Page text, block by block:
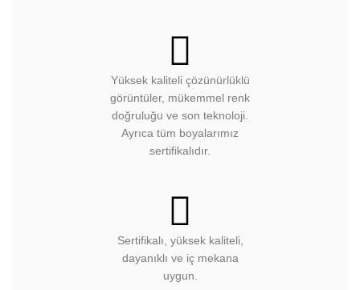
Yüksek kaliteli çözünürlüklü
görüntüler, mükemmel renk
doğruluğu ve son teknoloji.
Ayrıca tüm boyalarımız
sertifikalıdır.
Sertifikalı, yüksek kaliteli,
dayanıklı ve iç mekana
uygun.